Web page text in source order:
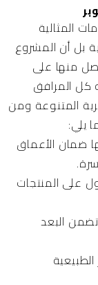
المثالية
بل أن المشروع
منها على
كل المرافق
المتنوعة ومن
يلي:
ضمان الأعماق
على المنتجات
البعد